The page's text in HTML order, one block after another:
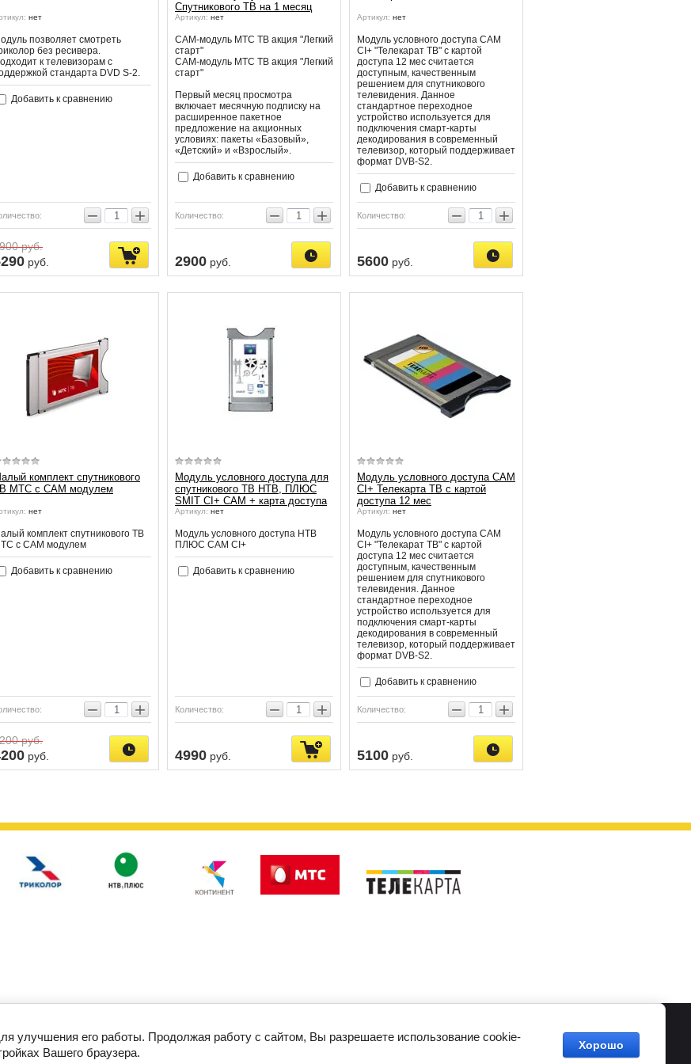
нет
позволяет смотреть
без ресивера.
к телевизорам с
стандарта DVD S-2.
Добавить к сравнению
− +
руб.
руб.
Спутникового ТВ на 1 месяц
Артикул: нет
CAM-модуль МТС ТВ акция "Легкий
старт"
CAM-модуль МТС ТВ акция "Легкий
старт"
Первый месяц просмотра
включает месячную подписку на
расширенное пакетное
предложение на акционных
условиях: пакеты «Базовый»,
«Детский» и «Взрослый».
Добавить к сравнению
Количество: − +
2900 руб.
Артикул: нет
Модуль условного доступа CAM
CI+ "Телекарат ТВ" с картой
доступа 12 мес считается
доступным, качественным
решением для спутникового
телевидения. Данное
стандартное переходное
устройство используется для
подключения смарт-карты
декодирования в современный
телевизор, который поддерживает
формат DVB-S2.
Добавить к сравнению
Количество: − +
5600 руб.
комплект спутникового
МТС с CAM модулем
нет
комплект спутникового ТВ
с CAM модулем
Добавить к сравнению
− +
руб.
руб.
Модуль условного доступа для
спутникового ТВ НТВ, ПЛЮС
SMIT CI+ CAM + карта доступа
Артикул: нет
Модуль условного доступа НТВ
ПЛЮС CAM CI+
Добавить к сравнению
Количество: − +
4990 руб.
Модуль условного доступа CAM
CI+ Телекарта ТВ с картой
доступа 12 мес
Артикул: нет
Модуль условного доступа CAM
CI+ "Телекарат ТВ" с картой
доступа 12 мес считается
доступным, качественным
решением для спутникового
телевидения. Данное
стандартное переходное
устройство используется для
подключения смарт-карты
декодирования в современный
телевизор, который поддерживает
формат DVB-S2.
Добавить к сравнению
Количество: − +
5100 руб.
улучшения его работы. Продолжая работу с сайтом, Вы разрешаете использование cookie-
Вашего браузера.
Хорошо